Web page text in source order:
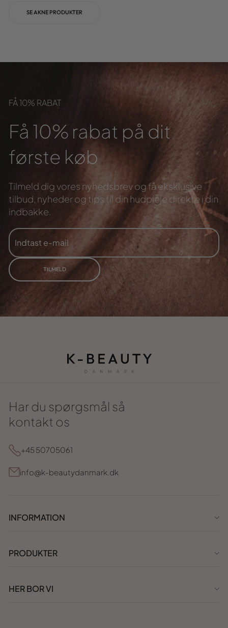
SE AKNE PRODUKTER
FÅ 10% RABAT
Få 10% rabat på dit
første køb
Tilmeld dig vores nyhedsbrev og få eksklusive
tilbud, nyheder og tips til din hudpleje direkte i din
indbakke.
INDTAST
E-
MAIL
TILMELD
TILMELD
Har du spørgsmål så
kontakt os
+45 50705061
info@k-beautydanmark.dk
INFORMATION
PRODUKTER
HER BOR VI